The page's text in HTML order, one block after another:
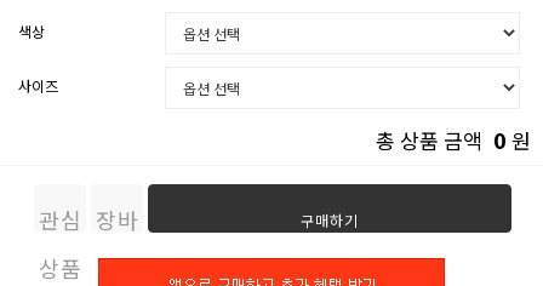
색상
사이즈
총 상품 금액 0 원
관심
상품
장바
구니
구매하기